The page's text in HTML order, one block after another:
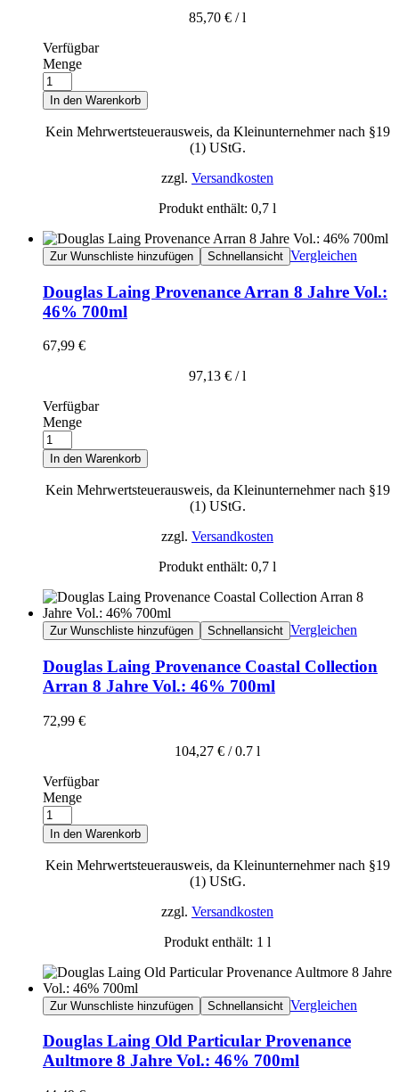
85,70 € /l
Verfügbar
Menge
In den Warenkorb
Kein Mehrwertsteuerausweis, da Kleinunternehmer nach §19
(1) UStG.
zzgl. Versandkosten
Produkt enthält: 0,7 l
Zur Wunschliste hinzufügen Schnellansicht Vergleichen
Douglas Laing Provenance Arran 8 Jahre Vol.:
46% 700ml
67,99 €
97,13 € /l
Verfügbar
Menge
In den Warenkorb
Kein Mehrwertsteuerausweis, da Kleinunternehmer nach §19
(1) UStG.
zzgl. Versandkosten
Produkt enthält: 0,7 l
Zur Wunschliste hinzufügen Schnellansicht Vergleichen
Douglas Laing Provenance Coastal Collection
Arran 8 Jahre Vol.: 46% 700ml
72,99 €
104,27 € /0.7 l
Verfügbar
Menge
In den Warenkorb
Kein Mehrwertsteuerausweis, da Kleinunternehmer nach §19
(1) UStG.
zzgl. Versandkosten
Produkt enthält: 1 l
Zur Wunschliste hinzufügen Schnellansicht Vergleichen
Douglas Laing Old Particular Provenance
Aultmore 8 Jahre Vol.: 46% 700ml